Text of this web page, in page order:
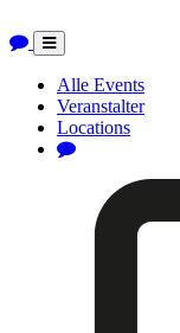
Toggle
navigation
Alle Events
Veranstalter
Locations